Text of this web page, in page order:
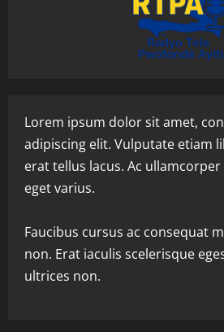
Lorem ipsum dolor sit amet,
adipiscing elit. Vulputate etiam
erat tellus lacus. Ac
eget varius.
Faucibus cursus ac consequat
non. Erat iaculis scelerisque
ultrices non.